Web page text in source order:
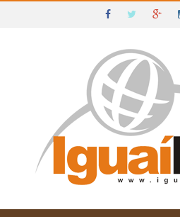
IGUAÍ E SUDOESTE DA BAHIA